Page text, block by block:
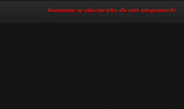
Komentarze są widoczne tylko dla osób zalogowanych!